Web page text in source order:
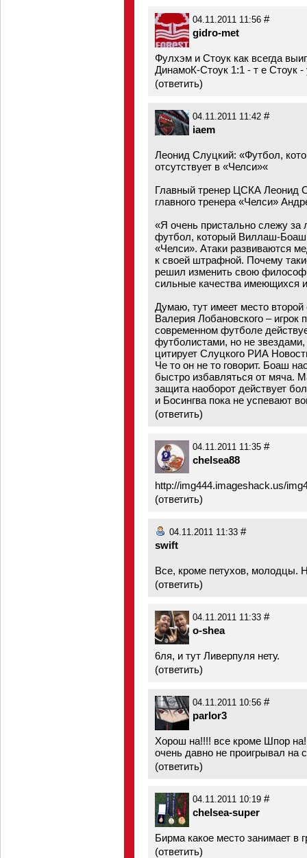
04.11.2011 11:56 #
gidro-met
Фулхэм и Стоук как всегда
ДинамоК-Стоук 1:1 - т е Стоук
(ответить)
04.11.2011 11:42 #
iaem
Леонид Слуцкий: «Футбол,
отсутствует в «Челси»«
Главный тренер ЦСКА Леонид
главного тренера «Челси»
«Я очень пристально слежу за
футбол, который Виллаш-Боаш
«Челси». Атаки развиваются
к своей штрафной. Почему
решил изменить свою
сильные качества имеющихся
Думаю, тут имеет место
Валерия Лобановского – игрок
современном футболе
футболистами, но не
цитирует Слуцкого РИА
Че то он не то говорит. Боаш
быстро избавляться от мяча.
защита наоборот действует
и Босингва пока не успевают
(ответить)
04.11.2011 11:35 #
chelsea88
http://img444.imageshack.us/
(ответить)
04.11.2011 11:33 #
swift
Все, кроме петухов, молодцы.
(ответить)
04.11.2011 11:33 #
o-shea
6ля, и тут Ливерпуля нету.
(ответить)
04.11.2011 10:56 #
parlor3
Хорош на!!!! все кроме Шпор
очень давно не проигрывал на
(ответить)
04.11.2011 10:19 #
chelsea-super
Бирма какое место занимает в
(ответить)